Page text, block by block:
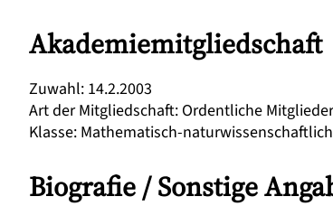
Akademiemitgliedschaft
Zuwahl: 14.2.2003
Art der Mitgliedschaft: Ordentliche Mitglieder
Klasse: Mathematisch-
Biografie / Sonstige